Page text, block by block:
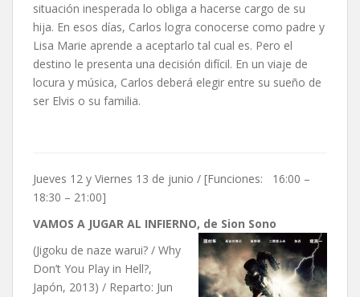
situación inesperada lo obliga a hacerse cargo de su
hija. En esos días, Carlos logra conocerse como padre y
Lisa Marie aprende a aceptarlo tal cual es. Pero el
destino le presenta una decisión difícil. En un viaje de
locura y música, Carlos deberá elegir entre su sueño de
ser Elvis o su familia.
Jueves 12 y Viernes 13 de junio / [Funciones: 16:00 –
18:30 – 21:00]
VAMOS A JUGAR AL INFIERNO, de Sion Sono
(Jigoku de naze warui? / Why
Don’t You Play in Hell?,
Japón, 2013) / Reparto: Jun